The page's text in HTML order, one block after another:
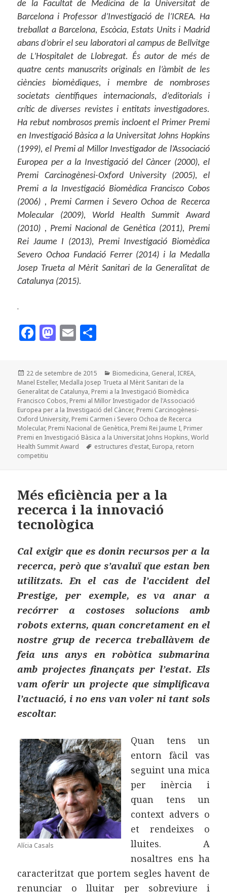
de la Facultat de Medicina de la Universitat de
Barcelona i Professor d’Investigació de l’ICREA. Ha
treballat a Barcelona, Escòcia, Estats Units i Madrid
abans d’obrir el seu laboratori al campus de Bellvitge
de L’Hospitalet de Llobregat. És autor de més de
quatre cents manuscrits originals en l’àmbit de les
ciències biomèdiques, i membre de nombroses
societats científiques internacionals, d’editorials i
crític de diverses revistes i entitats investigadores.
Ha rebut nombrosos premis incloent el Primer Premi
en Investigació Bàsica a la Universitat Johns Hopkins
(1999), el Premi al Millor Investigador de l’Associació
Europea per a la Investigació del Càncer (2000), el
Premi Carcinogènesi-Oxford University (2005), el
Premi a la Investigació Biomèdica Francisco Cobos
(2006) , Premi Carmen i Severo Ochoa de Recerca
Molecular (2009), World Health Summit Award
(2010) , Premi Nacional de Genètica (2011), Premi
Rei Jaume I (2013), Premi Investigació Biomèdica
Severo Ochoa Fundació Ferrer (2014) i la Medalla
Josep Trueta al Mèrit Sanitari de la Generalitat de
Catalunya (2015).
.
F
c
e
b
o
o
k
M
to
d
o
n
E
ai
l
m
p
a
rt
ei
x
Publicat
el
22 de setembre de 2015 Categories
Biomedicina, General, ICREA,
Manel Esteller, Medalla Josep Trueta al Mèrit Sanitari de la
Generalitat de Catalunya, Premi a la Investigació Biomèdica
Francisco Cobos, Premi al Millor Investigador de l'Associació
Europea per a la Investigació del Càncer, Premi Carcinogènesi-
Oxford University, Premi Carmen i Severo Ochoa de Recerca
Molecular, Premi Nacional de Genètica, Premi Rei Jaume I, Primer
Premi en Investigació Bàsica a la Universitat Johns Hopkins,World
Health Summit Award
Etiquetes
estructures d'estat, Europa, retorn
competitiu
Més eficiència per a la
recerca i la innovació
tecnològica
Cal exigir que es donin recursos per a la
recerca, però que s’avaluï que estan ben
utilitzats. En el cas de l’accident del
Prestige, per exemple, es va anar a
recórrer a costoses solucions amb
robots externs, quan concretament en el
nostre grup de recerca treballàvem de
feia uns anys en robòtica submarina
amb projectes finançats per l’estat. Els
vam oferir un projecte que simplificava
l’actuació, i no ens van voler ni tant sols
escoltar.
Alícia Casals
Quan tens un
entorn fàcil vas
seguint una mica
per inèrcia i
quan tens un
context advers o
et rendeixes o
lluites. A
nosaltres ens ha
caracteritzat que portem segles havent de
renunciar o lluitar per sobreviure i